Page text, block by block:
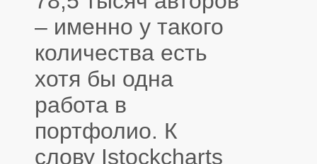
– именно у такого
количества есть
хотя бы одна
работа в
портфолио. К
слову Istockcharts